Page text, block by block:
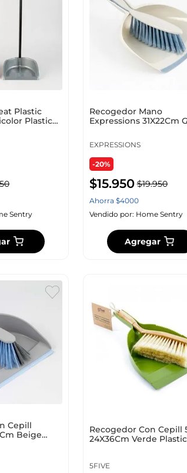
Plastic
Plastico
Sentry
Recogedor Mano
Expressions 31X22Cm
EXPRESSIONS
-20%
$15.950 $19.950
Ahorra $4000
Vendido por: Home Sentry
Agregar
Cepill
Beige
Recogedor Con Cepill
24X36Cm Verde
5FIVE